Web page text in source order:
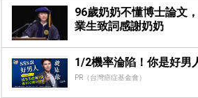
96歲奶奶不懂博士論文
業生致詞感謝奶奶
1/2機率淪陷！你是好男
PR（台灣癌症基金會）